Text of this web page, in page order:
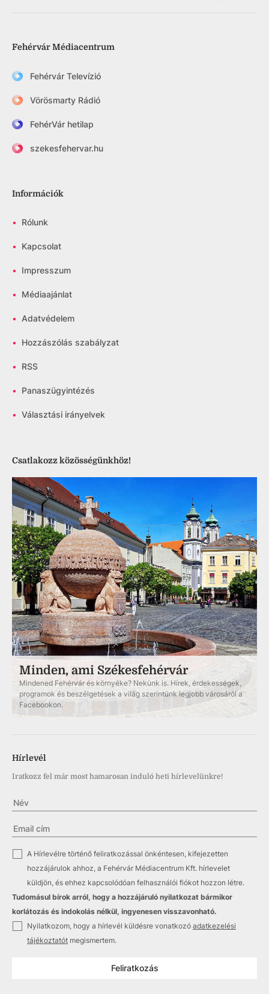
Fehérvár Médiacentrum
Fehérvár Televízió
Vörösmarty Rádió
FehérVár hetilap
szekesfehervar.hu
Információk
• Rólunk
• Kapcsolat
• Impresszum
• Médiaajánlat
• Adatvédelem
• Hozzászólás szabályzat
• RSS
• Panaszügyintézés
• Választási irányelvek
Csatlakozz közösségünkhöz!
Minden, ami Székesfehérvár
Mindened Fehérvár és környéke? Nekünk is. Hírek, érdekességek,
programok és beszélgetések a világ szerintünk legjobb városáról a
Facebookon.
Hírlevél
Iratkozz fel már most hamarosan induló heti hírlevelünkre!
✓
A Hírlevélre történő feliratkozással önkéntesen, kifejezetten
hozzájárulok ahhoz, a Fehérvár Médiacentrum Kft. hírlevelet
küldjön, és ehhez kapcsolódóan felhasználói fiókot hozzon létre.
Tudomásul bírok arról, hogy a hozzájáruló nyilatkozat bármikor
korlátozás és indokolás nélkül, ingyenesen visszavonható.
✓ Nyilatkozom, hogy a hírlevél küldésre vonatkozó adatkezelési
tájékoztatót megismertem.
Feliratkozás